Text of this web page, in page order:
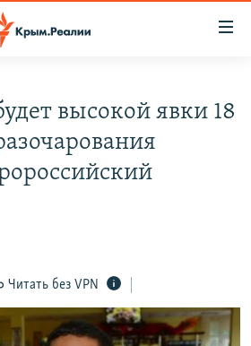
высокой явки 18
Читать без VPN